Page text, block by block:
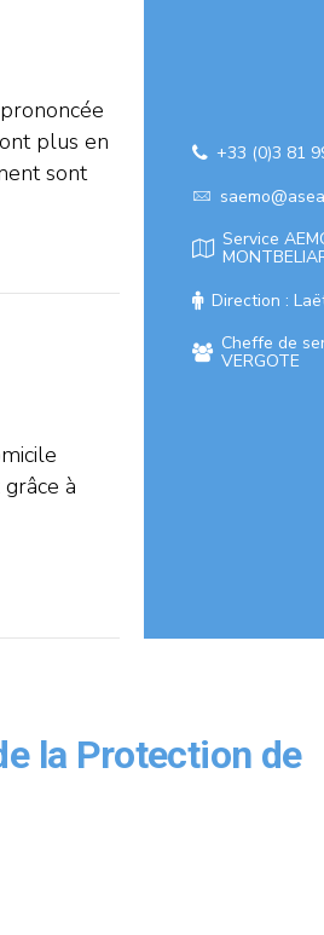
plus en
sont
à
+33 (0)3 81
Service
Direction :
Cheffe de
VERGOTE
la Protection de